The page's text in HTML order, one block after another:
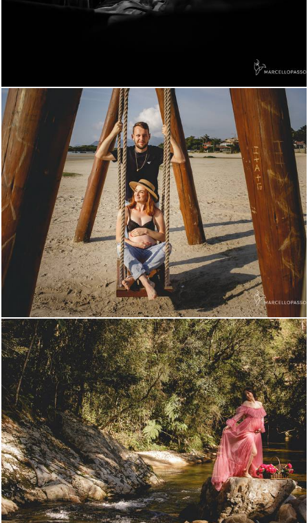
503 0
570 12
587 0